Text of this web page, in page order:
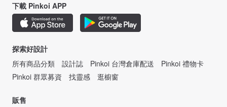
下載 Pinkoi APP
探索好設計
所有商品分類
設計誌 Pinkoi 台灣倉庫配送
Pinkoi 禮物卡
Pinkoi 群眾募資
找靈感 逛櫥窗
販售